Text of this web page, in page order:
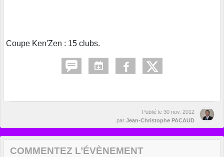
Coupe Ken'Zen : 15 clubs.
Publié le 30 nov. 2012
par Jean-Christophe PACAUD
COMMENTEZ L’ÉVÈNEMENT